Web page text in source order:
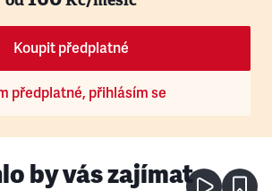
Koupit předplatné
předplatné, přihlásím se
by vás zajímat